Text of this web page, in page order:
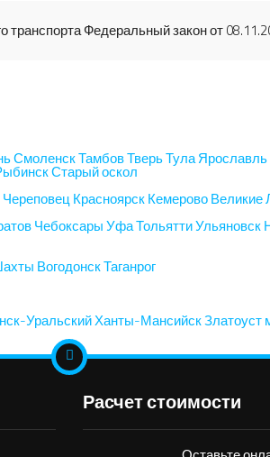
транспорта Федеральный закон от
СмоленскТамбовТверьТулаЯрославль
Старый оскол
ЧереповецКрасноярскКемеровоВеликие
ЧебоксарыУфаТольяттиУльяновск
ВогодонскТаганрог
УральскийХанты-МансийскЗлатоуст
Расчет стоимости